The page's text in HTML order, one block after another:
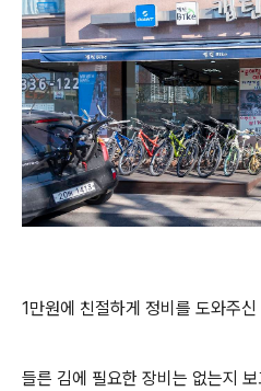
1만원에 친절하게 정비를 도와주
들른 김에 필요한 장비는 없는지